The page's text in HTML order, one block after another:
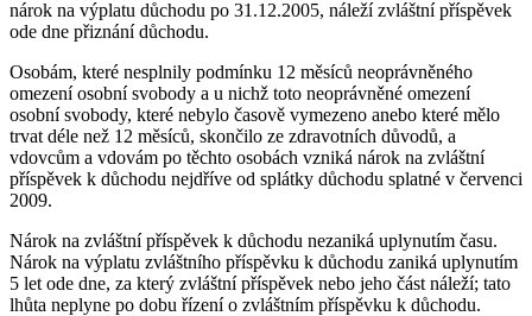
nárok na výplatu důchodu po 31.12.2005, náleží zvláštní příspěvek
ode dne přiznání důchodu.
Osobám, které nesplnily podmínku 12 měsíců neoprávněného
omezení osobní svobody a u nichž toto neoprávněné omezení
osobní svobody, které nebylo časově vymezeno anebo které mělo
trvat déle než 12 měsíců, skončilo ze zdravotních důvodů, a
vdovcům a vdovám po těchto osobách vzniká nárok na zvláštní
příspěvek k důchodu nejdříve od splátky důchodu splatné v červenci
2009.
Nárok na zvláštní příspěvek k důchodu nezaniká uplynutím času.
Nárok na výplatu zvláštního příspěvku k důchodu zaniká uplynutím
5 let ode dne, za který zvláštní příspěvek nebo jeho část náleží; tato
lhůta neplyne po dobu řízení o zvláštním příspěvku k důchodu.